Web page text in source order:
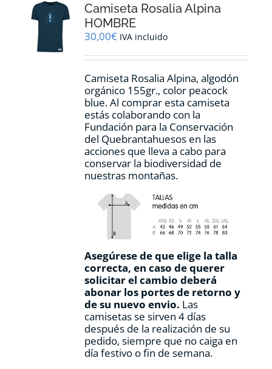
se
elegir
la
de
producto
Camiseta Rosalia Alpina
HOMBRE
30,00€ IVA incluido
Camiseta Rosalia Alpina, algodón
orgánico 155gr., color peacock
blue. Al comprar esta camiseta
estás colaborando con la
Fundación para la Conservación
del Quebrantahuesos en las
acciones que lleva a cabo para
conservar la biodiversidad de
nuestras montañas.
Asegúrese de que elige la talla
correcta, en caso de querer
solicitar el cambio deberá
abonar los portes de retorno y
de su nuevo envio. Las
camisetas se sirven 4 días
después de la realización de su
pedido, siempre que no caiga en
día festivo o fin de semana.